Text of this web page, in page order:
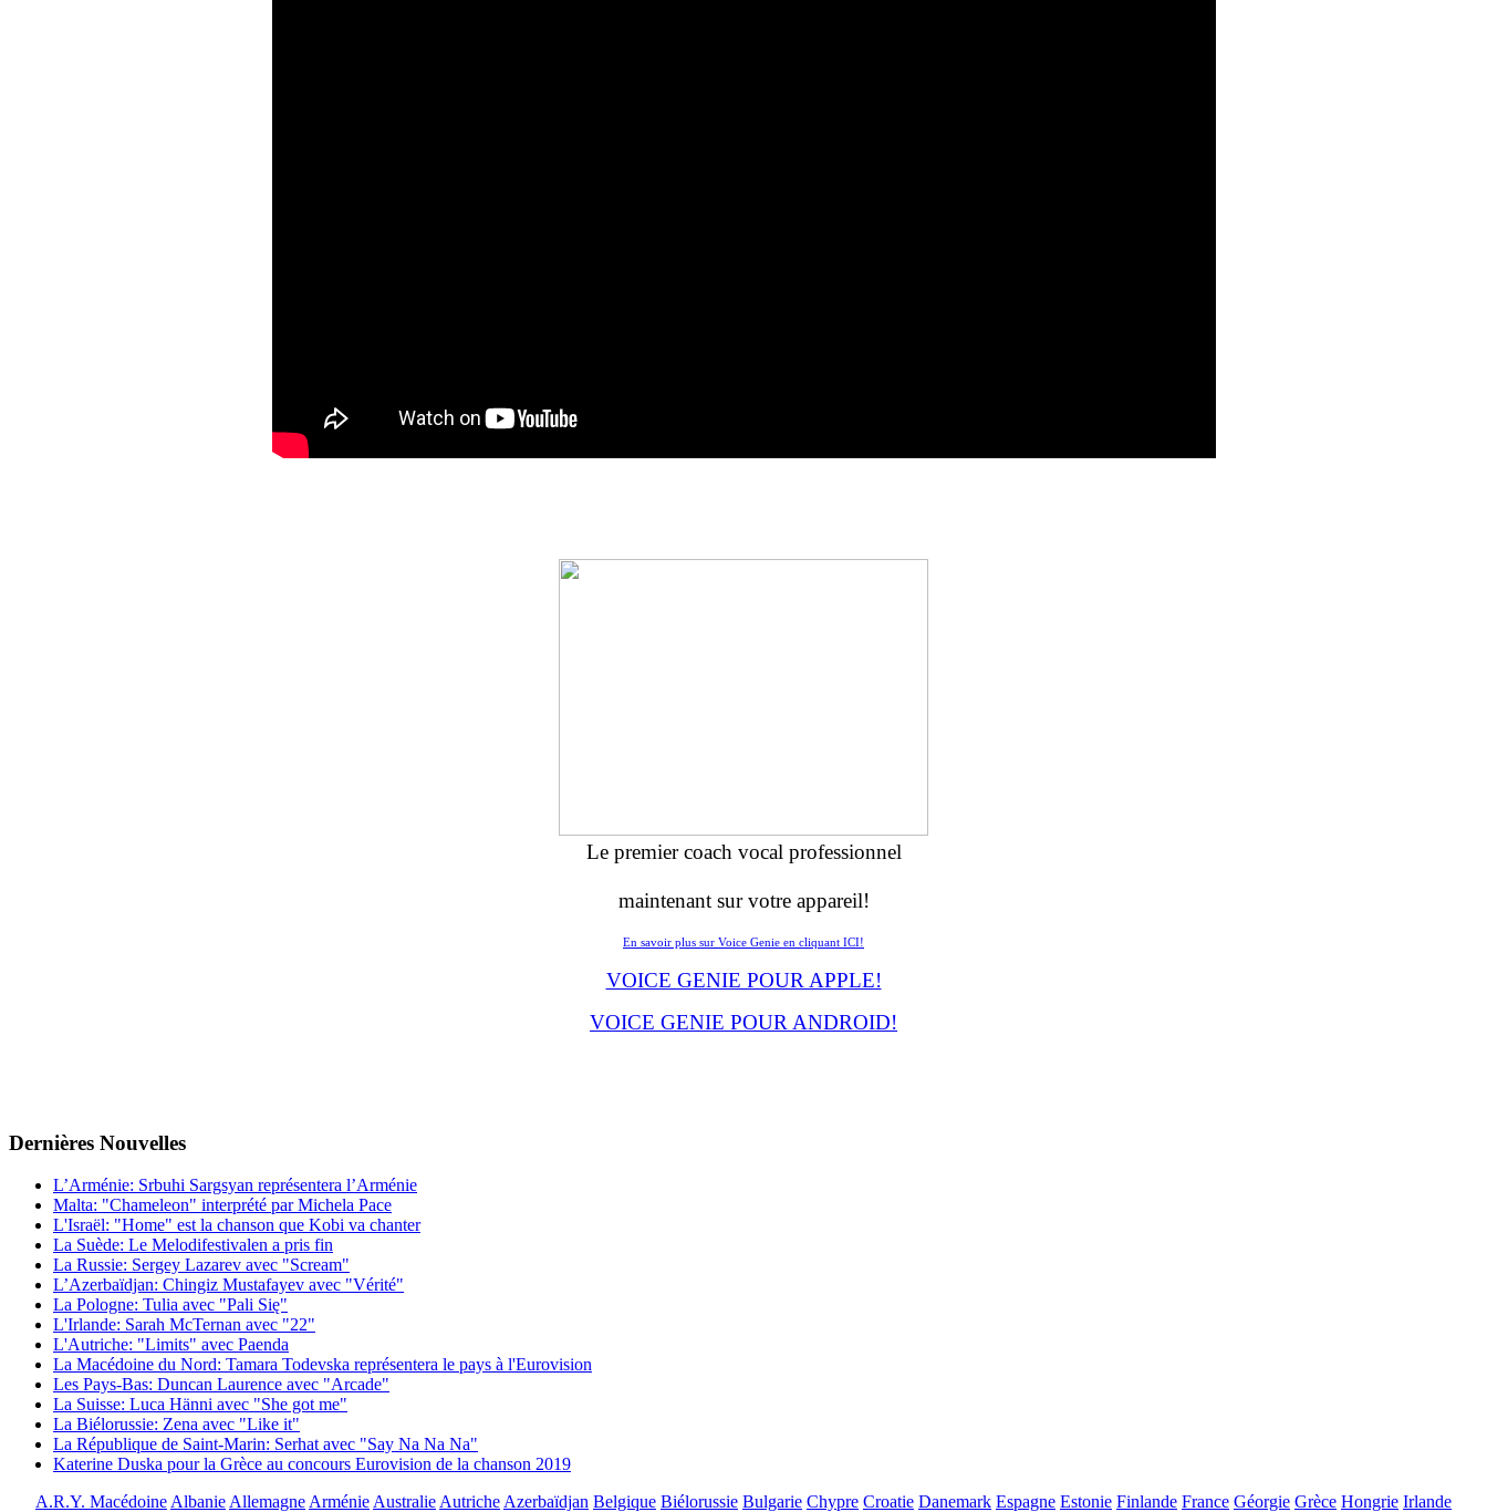
Le premier coach vocal professionnel
maintenant sur votre appareil!
En savoir plus sur Voice Genie en cliquant ICI!
VOICE GENIE POUR APPLE!
VOICE GENIE POUR ANDROID!
Dernières Νouvelles
L’Arménie: Srbuhi Sargsyan représentera l’Arménie
Malta: "Chameleon" interprété par Michela Pace
L'Israël: "Home" est la chanson que Kobi va chanter
La Suède: Le Melodifestivalen a pris fin
La Russie: Sergey Lazarev avec "Scream"
L’Azerbaïdjan: Chingiz Mustafayev avec "Vérité"
La Pologne: Tulia avec "Pali Się"
L'Irlande: Sarah McTernan avec "22"
L'Autriche: "Limits" avec Paenda
La Macédoine du Nord: Tamara Todevska représentera le pays à l'Eurovision
Les Pays-Bas: Duncan Laurence avec "Arcade"
La Suisse: Luca Hänni avec "She got me"
La Biélorussie: Zena avec "Like it"
La République de Saint-Marin: Serhat avec "Say Na Na Na"
Katerine Duska pour la Grèce au concours Eurovision de la chanson 2019
A.R.Y. MacédoineAlbanieAllemagneArménieAustralieAutricheAzerbaïdjan Belgique Biélorussie Bulgarie Chypre Croatie Danemark Espagne Estonie Finlande France Géorgie Grèce Hongrie Irlande